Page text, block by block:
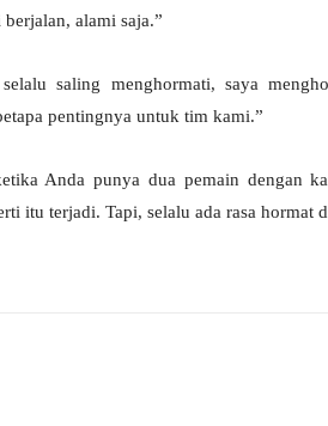
alami saja.”
saling menghormati, saya
pentingnya untuk tim kami.”
Anda punya dua pemain dengan
itu terjadi. Tapi, selalu ada rasa hormat